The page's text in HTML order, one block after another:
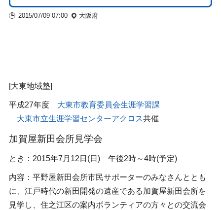
2015/07/09 07:00 大阪府
[大東地域塾]
平成27年度 大東市教育委員会生涯学習課
大東市立生涯学習センターアクロス共催
加賀屋新田会所見学会
とき：2015年7月12日(日) 午後2時～4時(予定)
内容：平野屋新田会所市民サポーターのみなさんととも
に、江戸時代の新田開発の遺産である加賀屋新田会所を
見学し、住之江区の案内ボランティアの方々との交流会